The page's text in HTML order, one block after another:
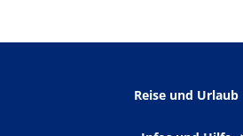
Reise und Urlaub